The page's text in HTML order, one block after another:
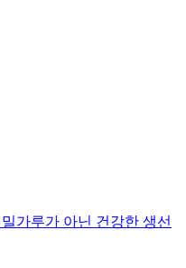
가루가 아닌 건강한 생선